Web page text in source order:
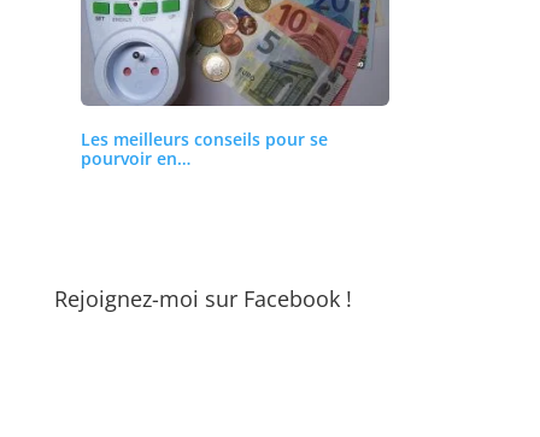
Les meilleurs conseils pour se
pourvoir en…
Rejoignez-moi sur Facebook !